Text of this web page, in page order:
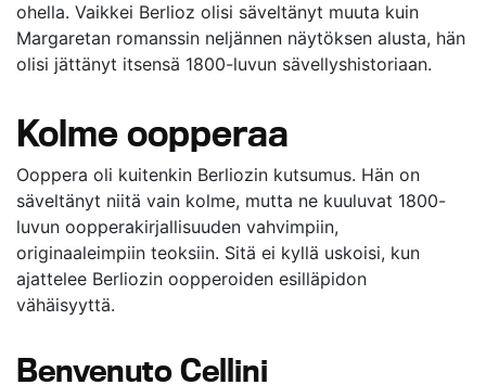
ohella. Vaikkei Berlioz olisi säveltänyt muuta kuin
Margaretan romanssin neljännen näytöksen alusta, hän
olisi jättänyt itsensä 1800-luvun sävellyshistoriaan.
Kolme oopperaa
Ooppera oli kuitenkin Berliozin kutsumus. Hän on
säveltänyt niitä vain kolme, mutta ne kuuluvat 1800-
luvun oopperakirjallisuuden vahvimpiin,
originaaleimpiin teoksiin. Sitä ei kyllä uskoisi, kun
ajattelee Berliozin oopperoiden esilläpidon
vähäisyyttä.
Benvenuto Cellini